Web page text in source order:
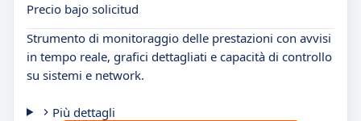
Precio bajo solicitud
Strumento di monitoraggio delle prestazioni con avvisi
in tempo reale, grafici dettagliati e capacità di controllo
su sistemi e network.
Più dettagli